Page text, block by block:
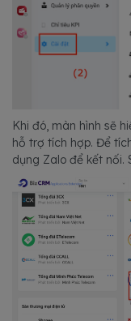
Khi đó, màn hình sẽ
hỗ trợ tích hợp. Để
dụng Zalo để kết nối.